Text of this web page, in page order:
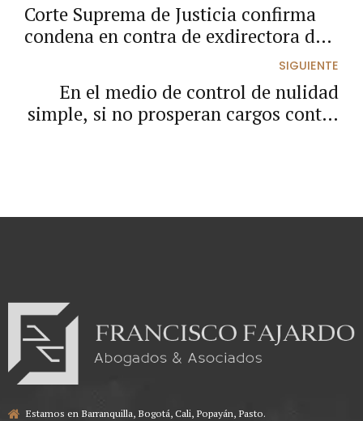
Corte Suprema de Justicia confirma
condena en contra de exdirectora de
la UAERMV, María Gilma Gómez
Sánchez, por irregularidades en
contrato para mantenimiento
correctivo de la malla vial de Bogotá.
SIGUIENTE
En el medio de control de nulidad
simple, si no prosperan cargos contra
Estamos en Barranquilla, Bogotá, Cali, Popayán, Pasto.